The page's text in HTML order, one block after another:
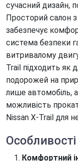
сучасний дизайн,
Просторий салон
забезпечує
система безпеки
витривалому
Trail підходить як
подорожей на
лише автомобіль, а
можливість
Nissan X-Trail для
Комфортний